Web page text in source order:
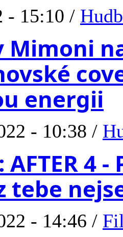
- 15:10 /
Mimoni
energii
- 10:38 /
AFTER 4
tebe
- 14:46 /